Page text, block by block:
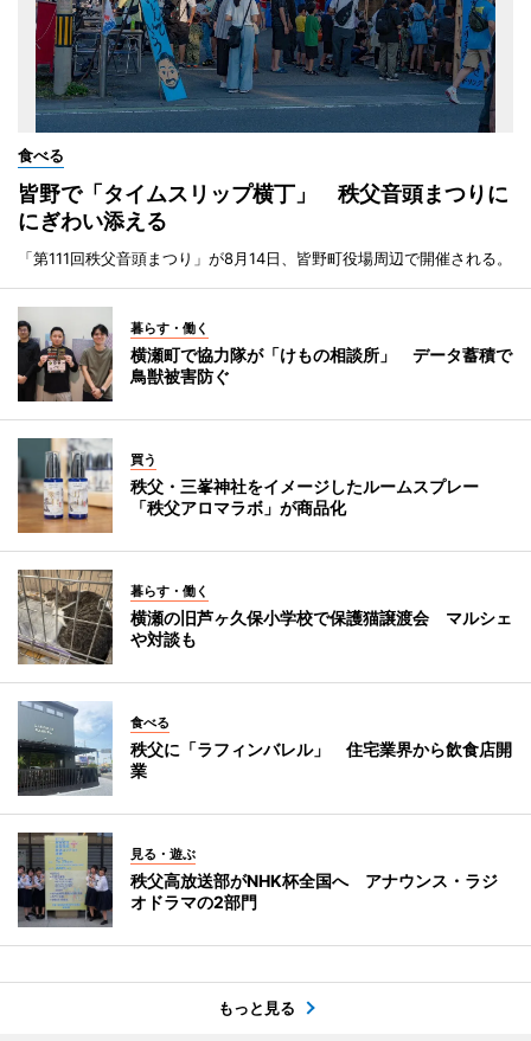
食べる
皆野で「タイムスリップ横丁」 秩父音頭まつりに
にぎわい添える
「第111回秩父音頭まつり」が8月14日、皆野町役場周辺で開催される。
暮らす・働く
横瀬町で協力隊が「けもの相談所」 データ蓄積で
鳥獣被害防ぐ
買う
秩父・三峯神社をイメージしたルームスプレー
「秩父アロマラボ」が商品化
暮らす・働く
横瀬の旧芦ヶ久保小学校で保護猫譲渡会 マルシェ
や対談も
食べる
秩父に「ラフィンバレル」 住宅業界から飲食店開
業
見る・遊ぶ
秩父高放送部がNHK杯全国へ アナウンス・ラジ
オドラマの2部門
もっと見る